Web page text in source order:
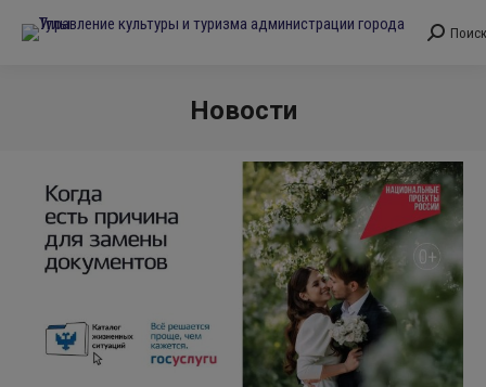
Поиск:
Поиск
Новости